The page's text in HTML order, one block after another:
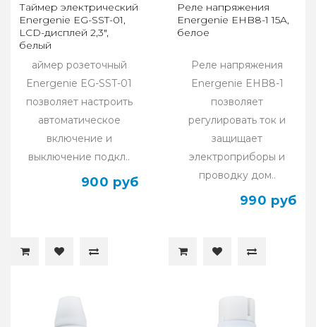
Таймер электрический
Energenie EG-SST-01,
LCD-дисплей 2,3″,
белый
аймер розеточный
Energenie EG-SST-01
позволяет настроить
автоматическое
включение и
выключение подкл..
900 руб
Реле напряжения
Energenie EHB8-1 15A,
белое
Реле напряжения
Energenie EHB8-1
позволяет
регулировать ток и
защищает
электроприборы и
проводку дом..
990 руб